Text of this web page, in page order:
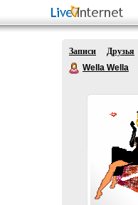
Записи Друзья
Wella Wella